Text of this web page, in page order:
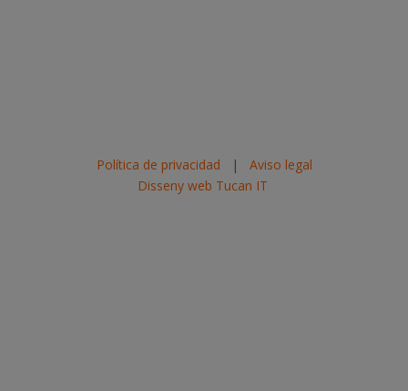
Política de privacidad | Aviso legal
Disseny web Tucan IT